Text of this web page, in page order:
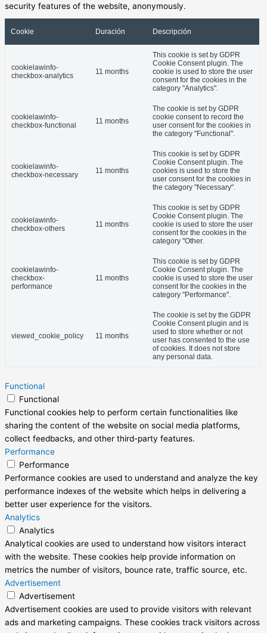
security features of the website, anonymously.
Cookie Duración Descripción
cookielawinfo-
checkbox-analytics
11 months
This cookie is set by GDPR
Cookie Consent plugin. The
cookie is used to store the user
consent for the cookies in the
category "Analytics".
cookielawinfo-
checkbox-functional
11 months
The cookie is set by GDPR
cookie consent to record the
user consent for the cookies in
the category "Functional".
cookielawinfo-
checkbox-necessary
11 months
This cookie is set by GDPR
Cookie Consent plugin. The
cookies is used to store the
user consent for the cookies in
the category "Necessary".
cookielawinfo-
checkbox-others
11 months
This cookie is set by GDPR
Cookie Consent plugin. The
cookie is used to store the user
consent for the cookies in the
category "Other.
cookielawinfo-
checkbox-
performance
11 months
This cookie is set by GDPR
Cookie Consent plugin. The
cookie is used to store the user
consent for the cookies in the
category "Performance".
viewed_cookie_policy 11 months
The cookie is set by the GDPR
Cookie Consent plugin and is
used to store whether or not
user has consented to the use
of cookies. It does not store
any personal data.
Functional
Functional
Functional cookies help to perform certain functionalities like
sharing the content of the website on social media platforms,
collect feedbacks, and other third-party features.
Performance
Performance
Performance cookies are used to understand and analyze the key
performance indexes of the website which helps in delivering a
better user experience for the visitors.
Analytics
Analytics
Analytical cookies are used to understand how visitors interact
with the website. These cookies help provide information on
metrics the number of visitors, bounce rate, traffic source, etc.
Advertisement
Advertisement
Advertisement cookies are used to provide visitors with relevant
ads and marketing campaigns. These cookies track visitors across